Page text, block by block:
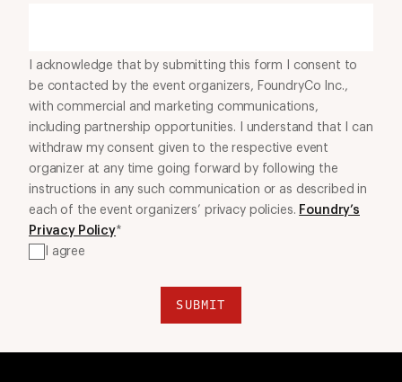
I acknowledge that by submitting this form I consent to
be contacted by the event organizers, FoundryCo Inc.,
with commercial and marketing communications,
including partnership opportunities. I understand that I can
withdraw my consent given to the respective event
organizer at any time going forward by following the
instructions in any such communication or as described in
each of the event organizers’ privacy policies. Foundry’s
Privacy Policy*
I agree